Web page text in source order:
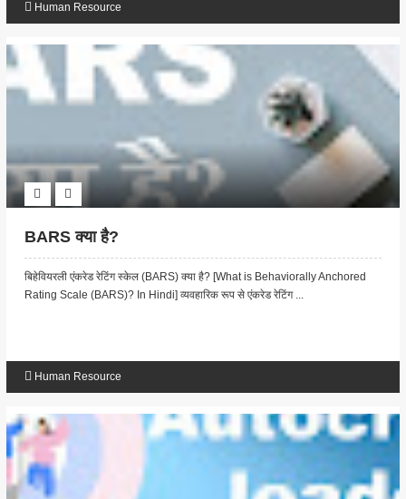
Human Resource
BARS क्या है?
बिहेवियरली एंकरेड रेटिंग स्केल (BARS) क्या है? [What is Behaviorally Anchored
Rating Scale (BARS)? In Hindi] व्यवहारिक रूप से एंकरेड रेटिंग ...
Human Resource